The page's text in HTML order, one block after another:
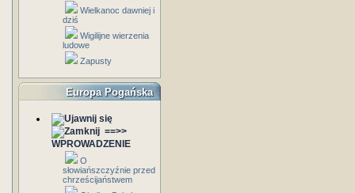
Wielkanoc dawniej i
dziś
Wigilijne wierzenia
ludowe
Zapusty
Europa Pogańska
==>>
WPROWADZENIE
O
słowiańszczyźnie przed
chrześcijaństwem